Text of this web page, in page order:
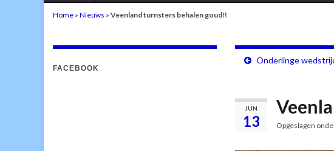
Home » Nieuws » Veenland turnsters behalen goud!!
Onderlinge
JUN
13 Opgeslagen
FACEBOOK